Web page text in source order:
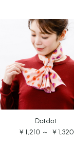
Dotdot
￥1,210 ～ ￥1,320